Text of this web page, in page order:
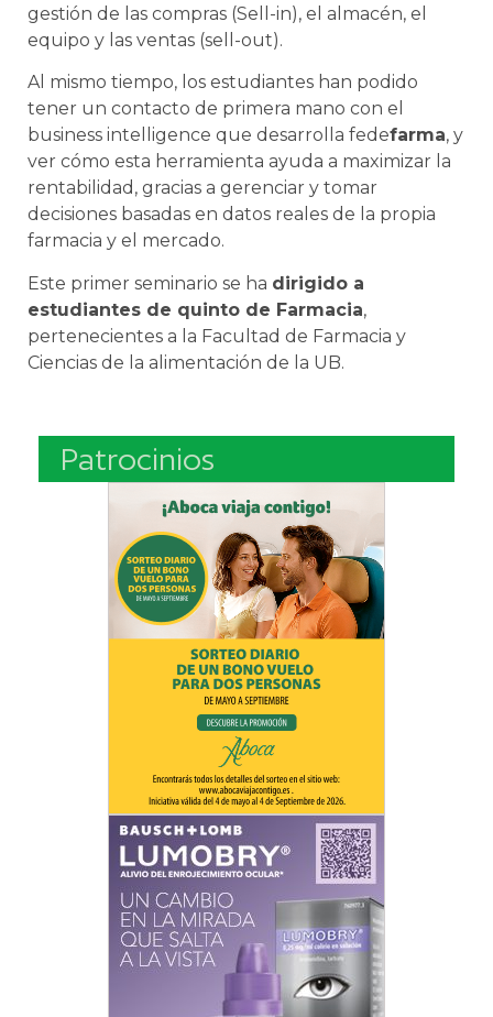
gestión de las compras (Sell-in), el almacén, el
equipo y las ventas (sell-out).
Al mismo tiempo, los estudiantes han podido
tener un contacto de primera mano con el
business intelligence que desarrolla fedefarma, y
ver cómo esta herramienta ayuda a maximizar la
rentabilidad, gracias a gerenciar y tomar
decisiones basadas en datos reales de la propia
farmacia y el mercado.
Este primer seminario se ha dirigido a
estudiantes de quinto de Farmacia,
pertenecientes a la Facultad de Farmacia y
Ciencias de la alimentación de la UB.
Patrocinios